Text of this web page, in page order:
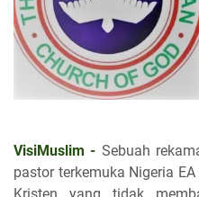
VisiMuslim - Sebuah
pastor terkemuka Nigeria